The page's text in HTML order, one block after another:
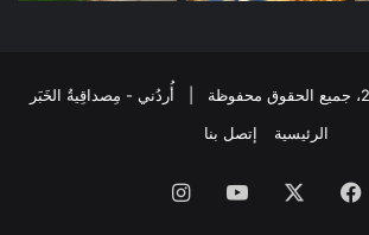
الرئيسية
إتصل بنا
فيسبوك ‫YouTube